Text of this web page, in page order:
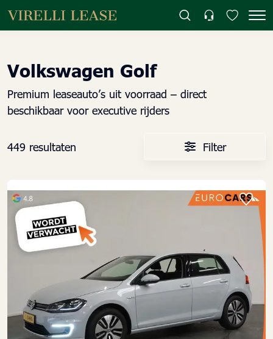
Volkswagen Golf
Premium leaseauto’s uit voorraad – direct
beschikbaar voor executive rijders
449 resultaten Filter